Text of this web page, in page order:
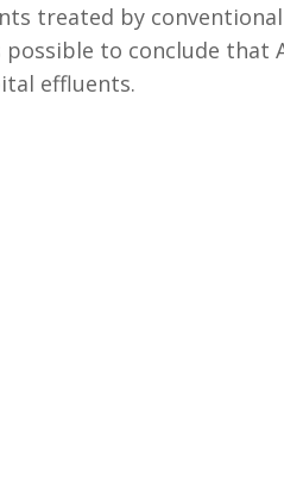
treated by conventional
to conclude that
effluents.